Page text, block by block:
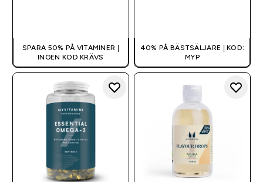
SPARA 50% PÅ VITAMINER |
INGEN KOD KRÄVS
40% PÅ BÄSTSÄLJARE | KOD:
MYP